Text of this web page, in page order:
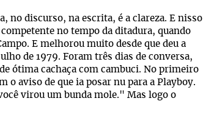
no discurso, na escrita, é a clareza. E nisso
no tempo da ditadura, quando
E melhorou muito desde que deu a
de 1979. Foram três dias de conversa,
ótima cachaça com cambuci. No primeiro
o aviso de que ia posar nu para a Playboy.
virou um bunda mole." Mas logo o